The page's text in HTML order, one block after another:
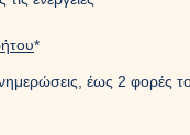
*
έως 2 φορές